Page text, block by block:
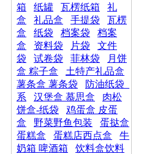
箱
纸罐 瓦楞纸箱
礼
盒
礼品盒 手提袋
瓦楞
盒
纸袋 档案袋
档案
盒
资料袋 片袋
文件
袋
试卷袋 菲林袋
月饼
盒 粽子盒
土特产礼品盒
薯条盒 薯条袋
防油纸袋_
系
汉堡盒 慕思盒
肉松
饼盒-纸袋
鸡蛋盒 皮蛋
盒
野菜野鱼包装
蛋挞盒
蛋糕盒
蛋糕店西点盒
牛
奶箱 啤酒箱
饮料盒饮料